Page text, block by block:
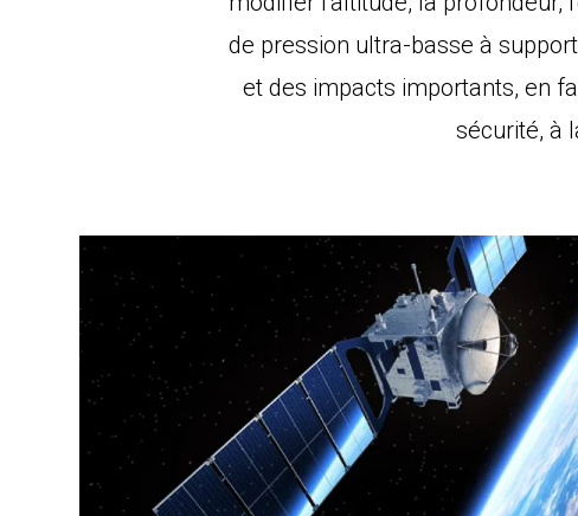
de pression ultra-basse à
et des impacts importants, en
sécurité, à